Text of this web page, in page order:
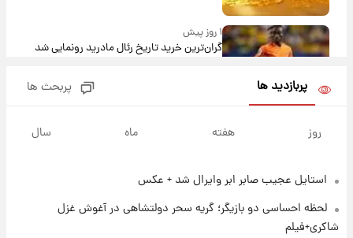
۱ روز پیش
گران‌ترین خرید تاریخ رئال مادرید رونمایی شد
روزها پربارش‌تر خواهند بود؟
۱ روز پیش
شد؛ تیکدری، محبی و سرگیف با اعداد ویژه
پربازدید ها پربحث ها
روز هفته ماه سال
استایل عجیب صابر ابر وایرال شد + عکس
لحظه احساسی دو بازیگر؛ گریه سحر دولتشاهی در آغوش غزل
شاکری+فیلم